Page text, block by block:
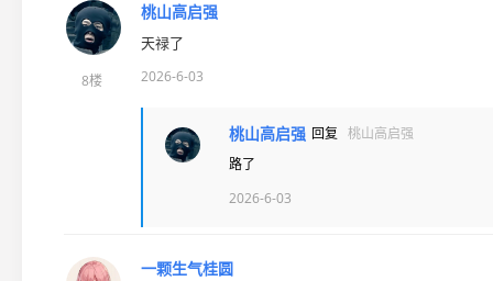
8楼
桃山高启强
天禄了
2026-6-03
桃山高启强 回复 桃山高启强
路了
2026-6-03
一颗生气桂圆